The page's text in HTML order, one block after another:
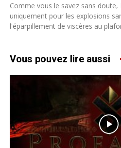
Comme vous le savez sans doute,
uniquement pour les explosions
l'éparpillement de viscères au
Vous pouvez lire aussi